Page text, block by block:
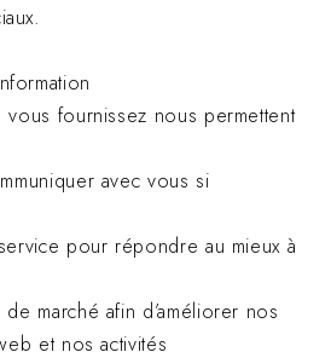
vous fournissez nous permettent
avec vous si
pour répondre au mieux à
marché afin d’améliorer nos
et nos activités